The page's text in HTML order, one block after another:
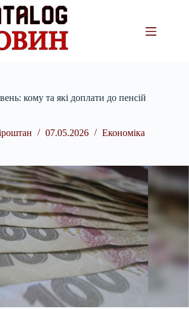
кому та які доплати до пенсій
07.05.2026 Економіка